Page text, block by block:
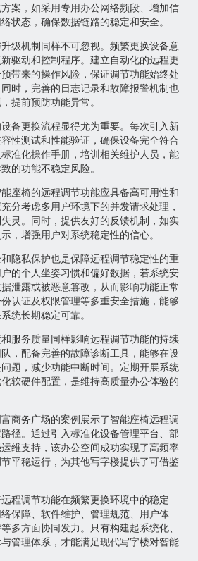
案，如采用专用办公网络频段、增加信
状态，确保数据链路的稳定和安全。
级机制同样不可忽视。频繁更换设备意
驱动和控制程序。建立自动化的远程更
带来的操作风险，保证调节功能始终处
时，完善的日志记录和故障报警机制也
提前预防功能异常。
备更换流程显得尤为重要。每次引入新
性测试和性能验证，确保设备完全符合
准化操作手册，培训相关维护人员，能
的功能不稳定风险。
座椅的远程调节功能应具备高可用性和
分考虑多用户环境下的并发请求处理，
灵。同时，提供友好的反馈机制，如实
，增强用户对系统稳定性的信心。
隐私保护也是保障远程调节稳定性的重
的个人坐姿习惯和偏好数据，若系统安
泄露或被恶意篡改，从而影响功能正常
认证及权限管理等多重安全措施，能够
统长期稳定可靠。
服务质量同样影响远程调节功能的持续
，配备完善的故障诊断工具，能够在设
题，减少功能中断时间。定期开展系统
软硬件配置，是维持高质量办公体验的
商务广场的案例展示了智能座椅远程调
径。通过引入标准化设备管理平台、部
维支持，该办公空间成功实现了高频率
平稳运行，为其他写字楼提供了可借鉴
程调节功能在频繁更换环境中的稳定
保障、软件维护、管理规范、用户体
多方面协同发力。只有构建起系统化、
管理体系，才能满足现代写字楼对智能